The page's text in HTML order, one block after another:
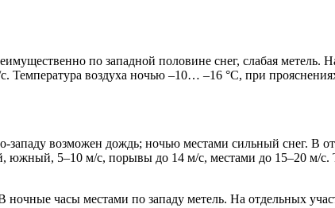
по западной половине снег, слабая метель.
воздуха ночью –10… –16 °С, при
западу возможен дождь; ночью местами сильный снег. В
5–10 м/с, порывы до 14 м/с, местами до 15–20 м/с.
часы местами по западу метель. На отдельных